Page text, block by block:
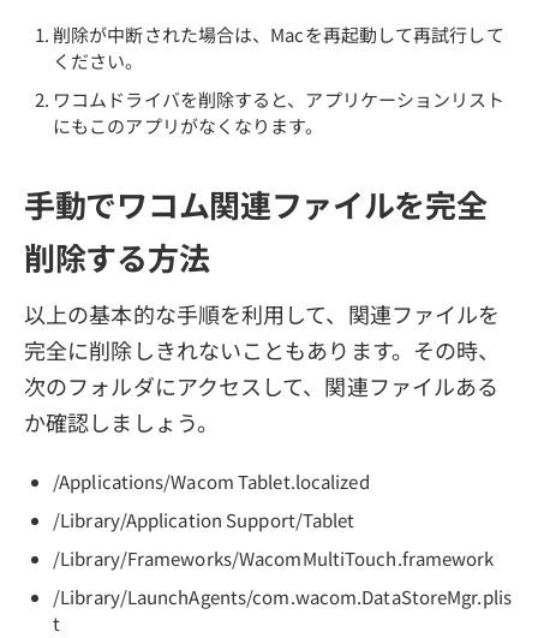
削除が中断された場合は、Macを再起動して再試行して
ください。
ワコムドライバを削除すると、アプリケーションリスト
にもこのアプリがなくなります。
手動でワコム関連ファイルを完全
削除する方法
以上の基本的な手順を利用して、関連ファイルを
完全に削除しきれないこともあります。その時、
次のフォルダにアクセスして、関連ファイルある
か確認しましょう。
/Applications/Wacom Tablet.localized
/Library/Application Support/Tablet
/Library/Frameworks/WacomMultiTouch.framework
/Library/LaunchAgents/com.wacom.DataStoreMgr.plis
t